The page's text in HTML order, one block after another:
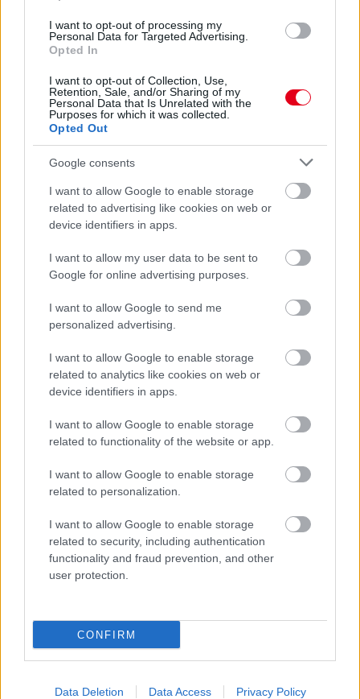
I want to opt-out of processing my
Personal Data for Targeted Advertising.
Opted In
I want to opt-out of Collection, Use,
Retention, Sale, and/or Sharing of my
Personal Data that Is Unrelated with the
Purposes for which it was collected.
Opted Out
Google consents
I want to allow Google to enable storage
related to advertising like cookies on web or
device identifiers in apps.
I want to allow my user data to be sent to
Google for online advertising purposes.
I want to allow Google to send me
personalized advertising.
I want to allow Google to enable storage
related to analytics like cookies on web or
device identifiers in apps.
I want to allow Google to enable storage
related to functionality of the website or app.
I want to allow Google to enable storage
related to personalization.
I want to allow Google to enable storage
related to security, including authentication
functionality and fraud prevention, and other
user protection.
CONFIRM
Data Deletion Data Access Privacy Policy
1 napja
Ilyen lehet a jövő F1-es szabályrendszere Domenicali
2 napja
Újabb korábbi F2-es bajnok folytatja a Formula-E-ben
Newey biztos benne, hogy Alonso marad az Aston